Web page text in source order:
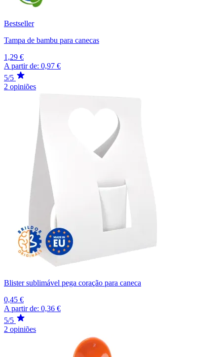
Bestseller
Tampa de bambu para canecas
1,29 €
A partir de: 0,97 €
5/5
2 opiniões
Blister sublimável pega coração para caneca
0,45 €
A partir de: 0,36 €
5/5
2 opiniões